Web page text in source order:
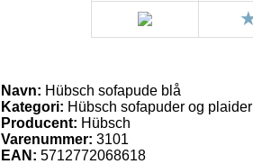
Navn: Hübsch sofapude blå
Kategori: Hübsch sofapuder og plaider
Producent: Hübsch
Varenummer: 3101
EAN: 5712772068618